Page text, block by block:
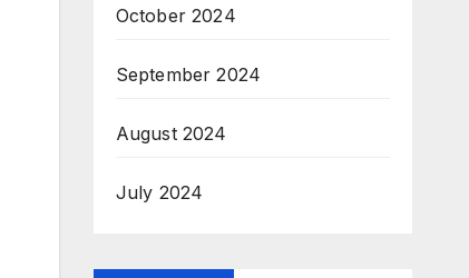
October 2024
September 2024
August 2024
July 2024